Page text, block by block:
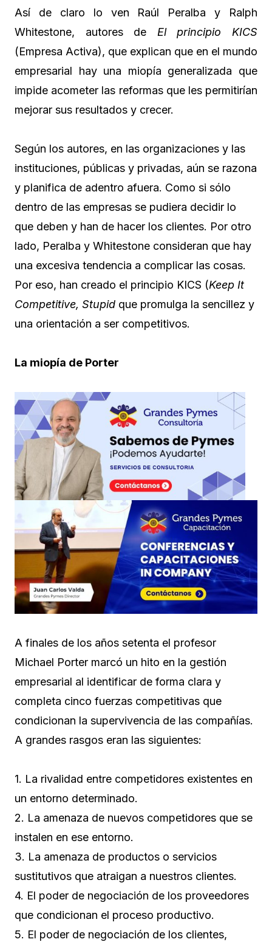
Así de claro lo ven Raúl Peralba y Ralph
Whitestone, autores de El principio KICS
(Empresa Activa), que explican que en el mundo
empresarial hay una miopía generalizada que
impide acometer las reformas que les permitirían
mejorar sus resultados y crecer.
Según los autores, en las organizaciones y las
instituciones, públicas y privadas, aún se razona
y planifica de adentro afuera. Como si sólo
dentro de las empresas se pudiera decidir lo
que deben y han de hacer los clientes. Por otro
lado, Peralba y Whitestone consideran que hay
una excesiva tendencia a complicar las cosas.
Por eso, han creado el principio KICS (Keep It
Competitive, Stupid que promulga la sencillez y
una orientación a ser competitivos.
La miopía de Porter
A finales de los años setenta el profesor
Michael Porter marcó un hito en la gestión
empresarial al identificar de forma clara y
completa cinco fuerzas competitivas que
condicionan la supervivencia de las compañías.
A grandes rasgos eran las siguientes:
1. La rivalidad entre competidores existentes en
un entorno determinado.
2. La amenaza de nuevos competidores que se
instalen en ese entorno.
3. La amenaza de productos o servicios
sustitutivos que atraigan a nuestros clientes.
4. El poder de negociación de los proveedores
que condicionan el proceso productivo.
5. El poder de negociación de los clientes,